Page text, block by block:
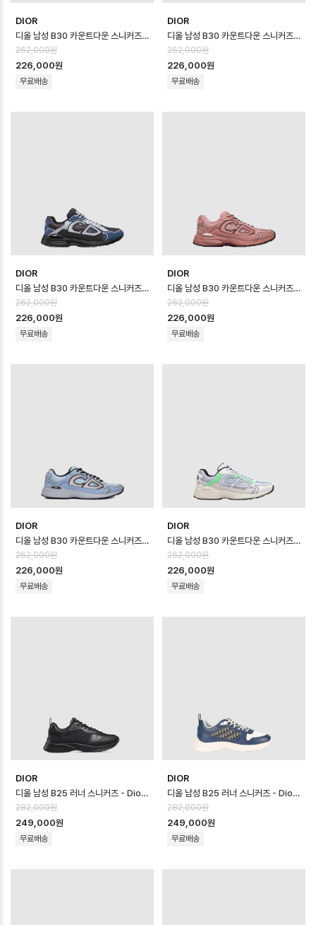
DIOR
디올 남성 B30 카운트다운 스니커즈 - Dior Mens B30 Countdown Sho…
262,000원
226,000원
무료배송
DIOR
디올 남성 B30 카운트다운 스니커즈 - Dior Mens B30 Countdown Sho…
262,000원
226,000원
무료배송
DIOR
디올 남성 B30 카운트다운 스니커즈 - Dior Mens B30 Countdown Sho…
262,000원
226,000원
무료배송
DIOR
디올 남성 B30 카운트다운 스니커즈 - Dior Mens B30 Countdown Sho…
262,000원
226,000원
무료배송
DIOR
디올 남성 B30 카운트다운 스니커즈 - Dior Mens B30 Countdown Sho…
262,000원
226,000원
무료배송
DIOR
디올 남성 B30 카운트다운 스니커즈 - Dior Mens B30 Countdown Sho…
262,000원
226,000원
무료배송
DIOR
디올 남성 B25 러너 스니커즈 - Dior Mens B25 Runner Sneaker -…
282,000원
249,000원
무료배송
DIOR
디올 남성 B25 러너 스니커즈 - Dior Mens B25 Runner Sneaker -…
282,000원
249,000원
무료배송